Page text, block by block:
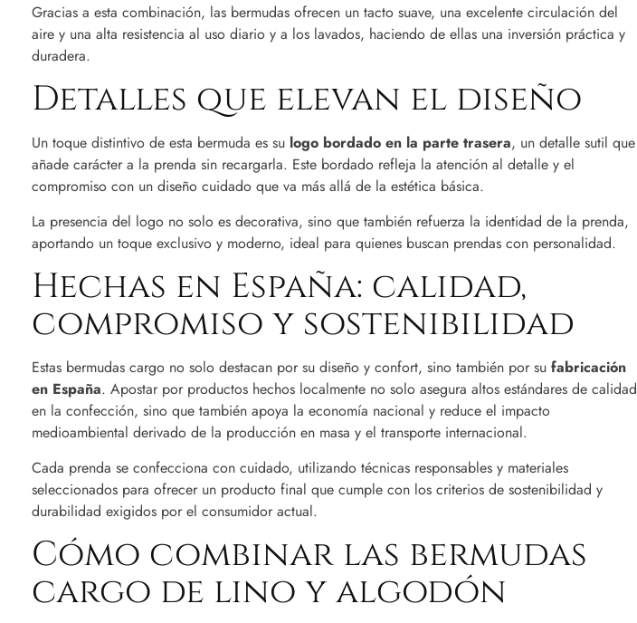
Gracias a esta combinación, las bermudas ofrecen un tacto suave, una excelente circulación del
aire y una alta resistencia al uso diario y a los lavados, haciendo de ellas una inversión práctica y
duradera.
Detalles que elevan el diseño
Un toque distintivo de esta bermuda es su logo bordado en la parte trasera, un detalle sutil que
añade carácter a la prenda sin recargarla. Este bordado refleja la atención al detalle y el
compromiso con un diseño cuidado que va más allá de la estética básica.
La presencia del logo no solo es decorativa, sino que también refuerza la identidad de la prenda,
aportando un toque exclusivo y moderno, ideal para quienes buscan prendas con personalidad.
Hechas en España: calidad,
compromiso y sostenibilidad
Estas bermudas cargo no solo destacan por su diseño y confort, sino también por su fabricación
en España. Apostar por productos hechos localmente no solo asegura altos estándares de calidad
en la confección, sino que también apoya la economía nacional y reduce el impacto
medioambiental derivado de la producción en masa y el transporte internacional.
Cada prenda se confecciona con cuidado, utilizando técnicas responsables y materiales
seleccionados para ofrecer un producto final que cumple con los criterios de sostenibilidad y
durabilidad exigidos por el consumidor actual.
Cómo combinar las bermudas
cargo de lino y algodón